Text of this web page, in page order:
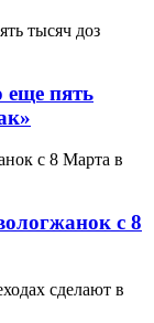
еще пять
с 8